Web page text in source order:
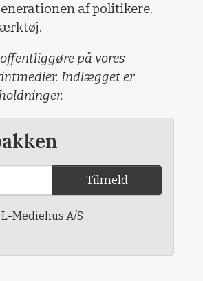
af politikere,
på vores
Indlægget er
Tilmeld
Mediehus A/S